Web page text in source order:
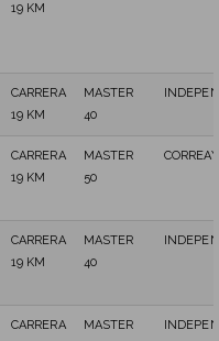
19 KM
CARRERA
19 KM
MASTER
40
CARRERA
19 KM
MASTER
50
CARRERA
19 KM
MASTER
40
CARRERA
MASTER